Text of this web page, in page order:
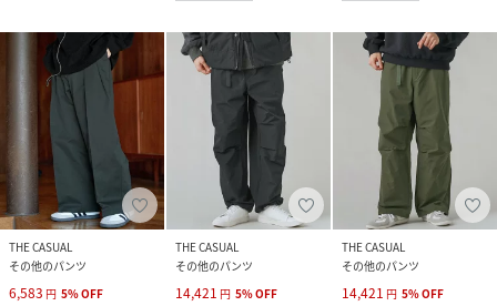
THE CASUAL
その他のパンツ
6,583 円 5%OFF
THE CASUAL
その他のパンツ
14,421 円 5%OFF
THE CASUAL
その他のパンツ
14,421 円 5%OFF